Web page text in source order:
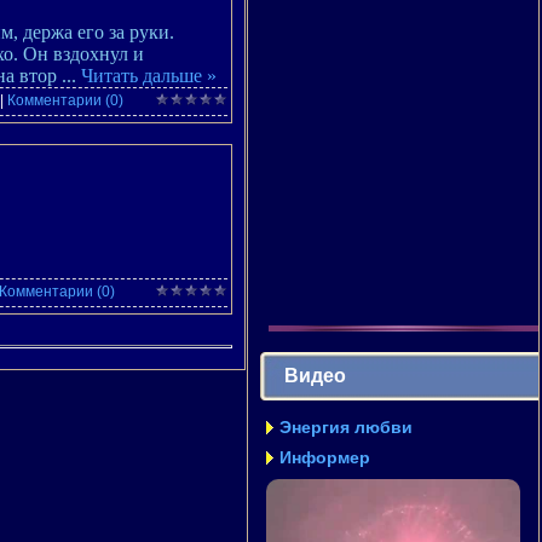
держа его за руки.
Он вздохнул и
втор ... Читать дальше »
Комментарии (0)
Комментарии (0)
Видео
Энергия любви
Информер